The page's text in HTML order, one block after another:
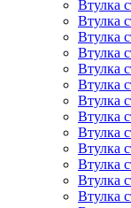
Втулка
Втулка
Втулка
Втулка
Втулка
Втулка
Втулка
Втулка
Втулка
Втулка
Втулка
Втулка
Втулка